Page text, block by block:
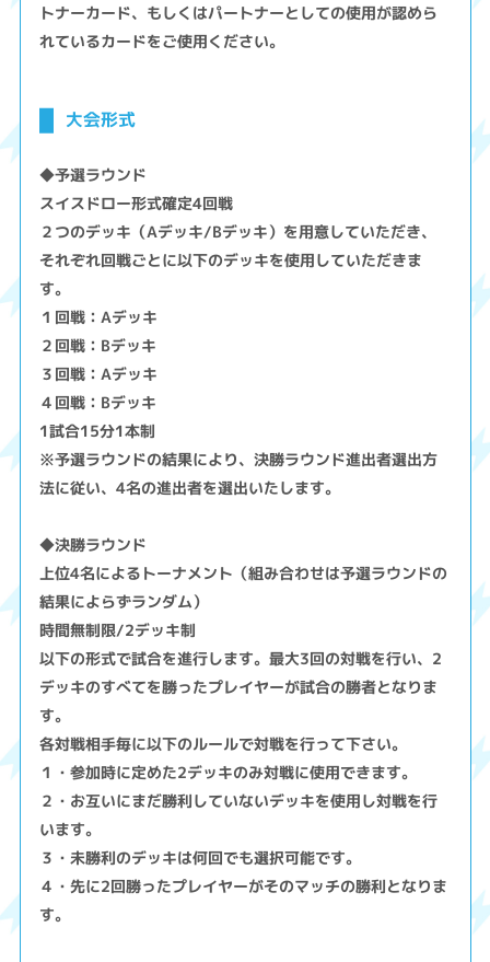
トナーカード、もしくはパートナーとしての使用が認めら
れているカードをご使用ください。
大会形式
◆予選ラウンド
スイスドロー形式確定4回戦
２つのデッキ（Aデッキ/Bデッキ）を用意していただき、
それぞれ回戦ごとに以下のデッキを使用していただきま
す。
１回戦：Aデッキ
２回戦：Bデッキ
３回戦：Aデッキ
４回戦：Bデッキ
1試合15分1本制
※予選ラウンドの結果により、決勝ラウンド進出者選出方
法に従い、4名の進出者を選出いたします。
◆決勝ラウンド
上位4名によるトーナメント（組み合わせは予選ラウンドの
結果によらずランダム）
時間無制限/2デッキ制
以下の形式で試合を進行します。最大3回の対戦を行い、2
デッキのすべてを勝ったプレイヤーが試合の勝者となりま
す。
各対戦相手毎に以下のルールで対戦を行って下さい。
１・参加時に定めた2デッキのみ対戦に使用できます。
２・お互いにまだ勝利していないデッキを使用し対戦を行
います。
３・未勝利のデッキは何回でも選択可能です。
４・先に2回勝ったプレイヤーがそのマッチの勝利となりま
す。